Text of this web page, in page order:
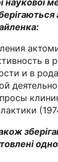
в
и в